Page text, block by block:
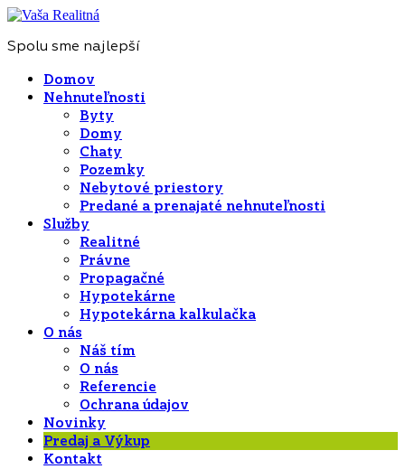
Spolu sme najlepší
Domov
Nehnuteľnosti
Byty
Domy
Chaty
Pozemky
Nebytové priestory
Predané a prenajaté nehnuteľnosti
Služby
Realitné
Právne
Propagačné
Hypotekárne
Hypotekárna kalkulačka
O nás
Náš tím
O nás
Referencie
Ochrana údajov
Novinky
Predaj a Výkup
Kontakt